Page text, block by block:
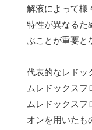
解液によって様
特性が異なるた
ぶことが重要と
代表的なレドッ
ムレドックスフ
ムレドックスフ
オンを用いたも